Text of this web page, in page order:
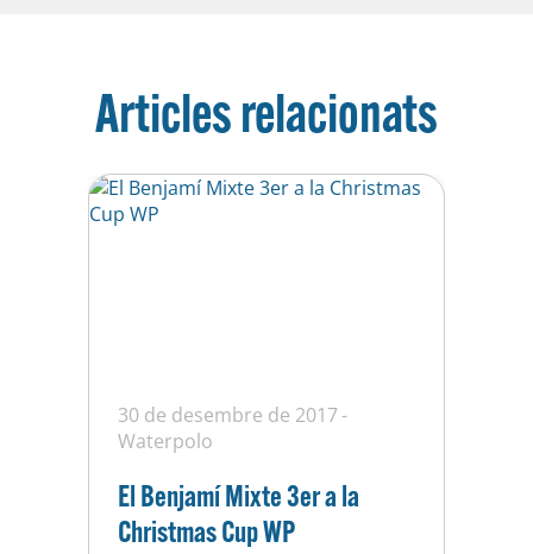
Articles relacionats
30 de desembre de 2017
Waterpolo
El Benjamí Mixte 3er a la
Christmas Cup WP